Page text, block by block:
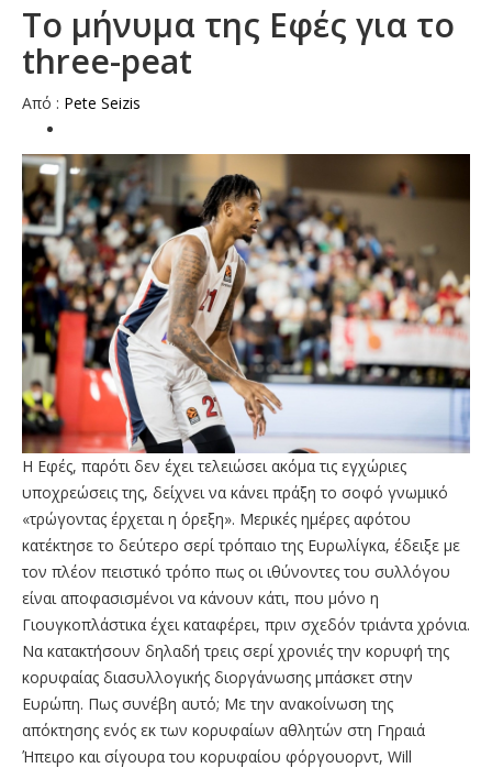
Το μήνυμα της Εφές για το
three-peat
Από : Pete Seizis
Η Εφές, παρότι δεν έχει τελειώσει ακόμα τις εγχώριες
υποχρεώσεις της, δείχνει να κάνει πράξη το σοφό γνωμικό
«τρώγοντας έρχεται η όρεξη». Μερικές ημέρες αφότου
κατέκτησε το δεύτερο σερί τρόπαιο της Ευρωλίγκα, έδειξε με
τον πλέον πειστικό τρόπο πως οι ιθύνοντες του συλλόγου
είναι αποφασισμένοι να κάνουν κάτι, που μόνο η
Γιουγκοπλάστικα έχει καταφέρει, πριν σχεδόν τριάντα χρόνια.
Να κατακτήσουν δηλαδή τρεις σερί χρονιές την κορυφή της
κορυφαίας διασυλλογικής διοργάνωσης μπάσκετ στην
Ευρώπη. Πως συνέβη αυτό; Με την ανακοίνωση της
απόκτησης ενός εκ των κορυφαίων αθλητών στη Γηραιά
Ήπειρο και σίγουρα του κορυφαίου φόργουορντ, Will